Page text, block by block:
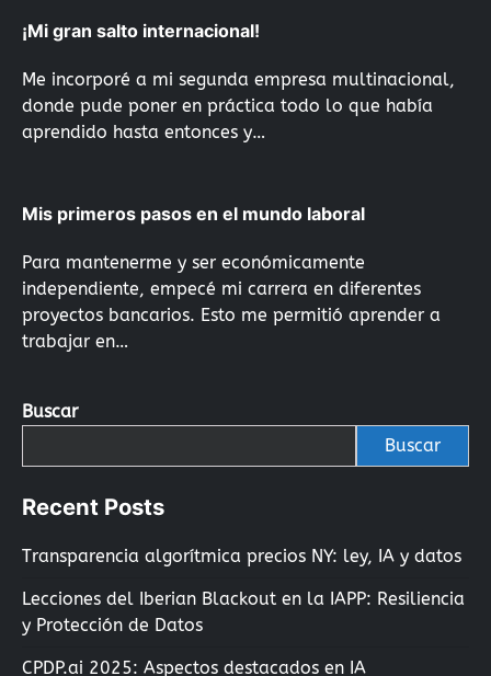
¡Mi gran salto internacional!
Me incorporé a mi segunda empresa multinacional,
donde pude poner en práctica todo lo que había
aprendido hasta entonces y…
Mis primeros pasos en el mundo laboral
Para mantenerme y ser económicamente
independiente, empecé mi carrera en diferentes
proyectos bancarios. Esto me permitió aprender a
trabajar en…
Buscar
Buscar
Recent Posts
Transparencia algorítmica precios NY: ley, IA y datos
Lecciones del Iberian Blackout en la IAPP: Resiliencia
y Protección de Datos
CPDP.ai 2025: Aspectos destacados en IA